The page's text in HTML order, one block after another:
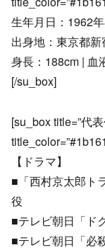
生年月日：1962年
出身地：東京都新
身長：188cm | 血
[/su_box]
[su_box title=”代
【ドラマ】
■「西村京太郎ト
役
■テレビ朝日「ド
■テレビ朝日「必